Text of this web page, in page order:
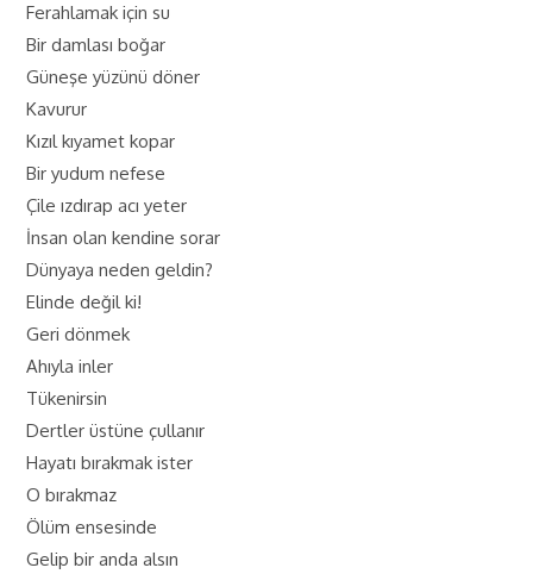
Ferahlamak için su
Bir damlası boğar
Güneşe yüzünü döner
Kavurur
Kızıl kıyamet kopar
Bir yudum nefese
Çile ızdırap acı yeter
İnsan olan kendine sorar
Dünyaya neden geldin?
Elinde değil ki!
Geri dönmek
Ahıyla inler
Tükenirsin
Dertler üstüne çullanır
Hayatı bırakmak ister
O bırakmaz
Ölüm ensesinde
Gelip bir anda alsın